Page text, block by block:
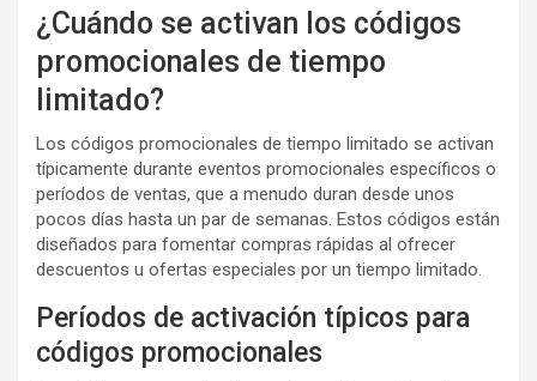
¿Cuándo se activan los códigos
promocionales de tiempo
limitado?
Los códigos promocionales de tiempo limitado se activan
típicamente durante eventos promocionales específicos o
períodos de ventas, que a menudo duran desde unos
pocos días hasta un par de semanas. Estos códigos están
diseñados para fomentar compras rápidas al ofrecer
descuentos u ofertas especiales por un tiempo limitado.
Períodos de activación típicos para
códigos promocionales